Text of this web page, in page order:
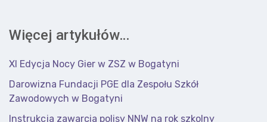
Więcej artykułów…
XI Edycja Nocy Gier w ZSZ w Bogatyni
Darowizna Fundacji PGE dla Zespołu Szkół
Zawodowych w Bogatyni
Instrukcja zawarcia polisy NNW na rok szkolny